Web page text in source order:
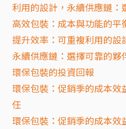
利用的設計，永續供應鏈：
高效包裝：成本與功能的平
提升效率：可重複利用的設
永續供應鏈：選擇可靠的夥
環保包裝的投資回報
環保包裝：促銷季的成本效
任
環保包裝：促銷季的成本效